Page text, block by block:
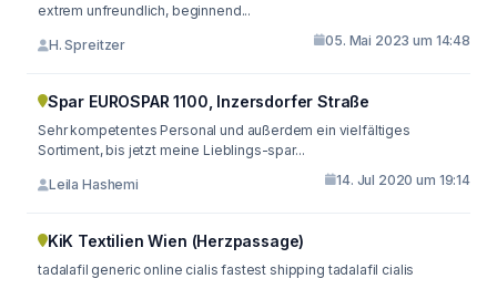
extrem unfreundlich, beginnend...
H. Spreitzer 05. Mai 2023 um 14:48
Spar EUROSPAR 1100, Inzersdorfer Straße
Sehr kompetentes Personal und außerdem ein vielfältiges
Sortiment, bis jetzt meine Lieblings-spar...
Leila Hashemi 14. Jul 2020 um 19:14
KiK Textilien Wien (Herzpassage)
tadalafil generic online cialis fastest shipping tadalafil cialis